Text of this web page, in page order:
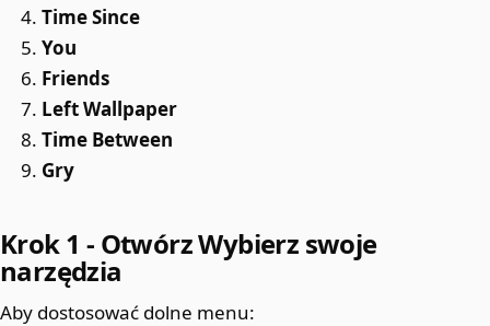
Time Since
You
Friends
Left Wallpaper
Time Between
Gry
Krok 1 - Otwórz Wybierz swoje
narzędzia
Aby dostosować dolne menu: